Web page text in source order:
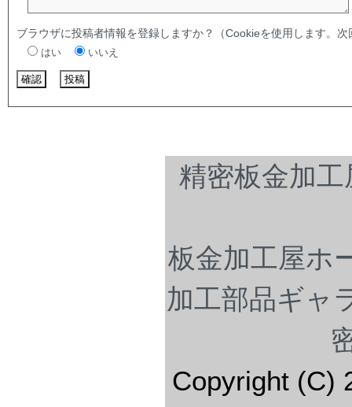
ブラウザに投稿者情報を登録しますか？（Cookieを使用します。
はい いいえ
精密板金加
板金加工屋ホ
加工部品ギャ
Copyright (C)